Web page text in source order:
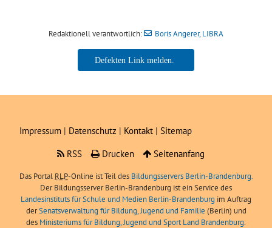
Redaktionell verantwortlich: Boris Angerer, LIBRA
Boris Angerer, LIBRA
Impressum | Datenschutz | Kontakt | Sitemap
RSS
Drucken Seitenanfang
Das Portal RLP-Online ist Teil des Bildungsservers Berlin-Brandenburg.
Der Bildungsserver Berlin-Brandenburg ist ein Service des
Landesinstituts für Schule und Medien Berlin-Brandenburg im Auftrag
derSenatsverwaltung für Bildung, Jugend und Familie (Berlin) und
des Ministeriums für Bildung, Jugend und Sport Land Brandenburg.